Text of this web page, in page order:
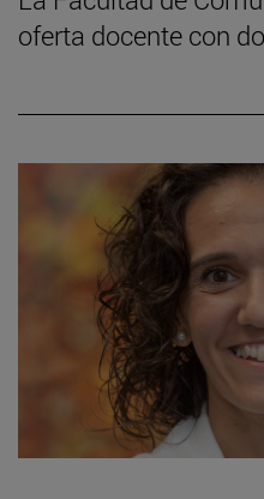
oferta docente con